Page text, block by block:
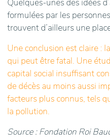
formulées par les
trouvent d’ailleurs une
Une conclusion est claire :
qui peut être fatal. Une
capital social insuffisant
de décès au moins aussi
facteurs plus connus, tels
la pollution.
Source : Fondation Roi